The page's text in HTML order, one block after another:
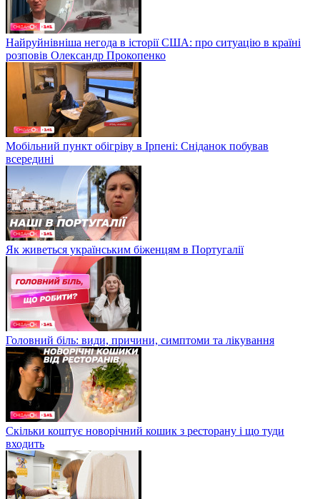
Найруйнівніша негода в історії США: про ситуацію в країні
розповів Олександр Прокопенко
Мобільний пункт обігріву в Ірпені: Сніданок побував
всередині
Як живеться українським біженцям в Португалії
Головний біль: види, причини, симптоми та лікування
Скільки коштує новорічний кошик з ресторану і що туди
входить